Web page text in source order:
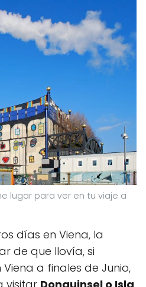
lugar para ver en tu viaje a
días en Viena, la
de que llovía, si
a finales de Junio,